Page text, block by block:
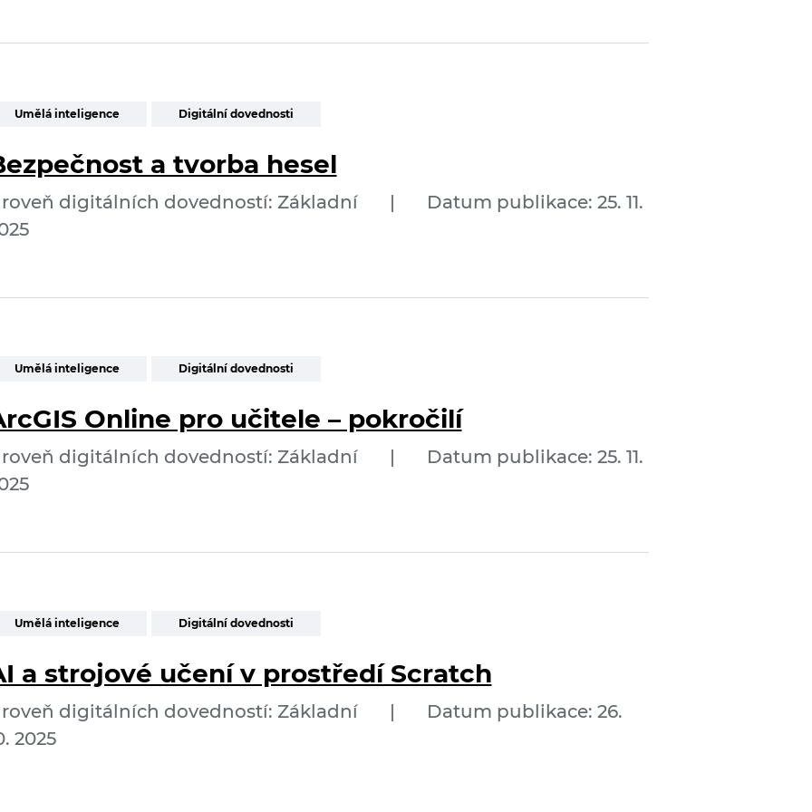
Umělá inteligence Digitální dovednosti
a tvorba hesel
digitálních dovedností: Základní |
Datum publikace: 25. 11.
Umělá inteligence Digitální dovednosti
Online pro učitele – pokročilí
digitálních dovedností: Základní |
Datum publikace: 25. 11.
Umělá inteligence Digitální dovednosti
a strojové učení v prostředí Scratch
digitálních dovedností: Základní |
Datum publikace: 26.
2025